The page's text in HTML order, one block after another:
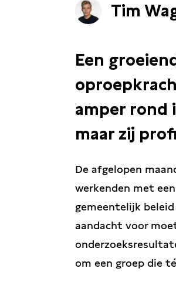
Tim
Een
amper rond
maar zij
De afgelopen
werkenden met
gemeentelijk
aandacht voor
om een groep die